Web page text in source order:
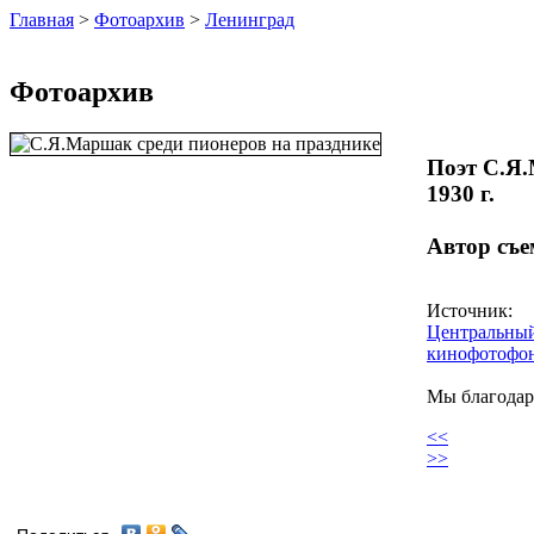
Главная > Фотоархив > Ленинград
Фотоархив
Поэт
1930 г.
Автор
Источник:
Мы
<<
>>